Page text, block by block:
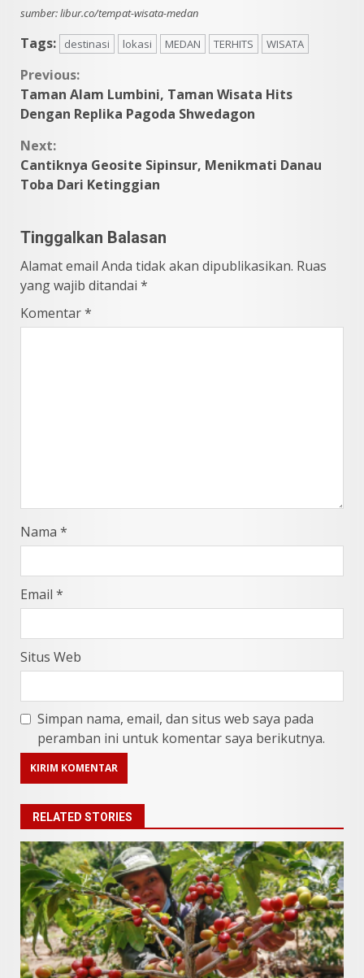
sumber: libur.co/tempat-wisata-medan
Tags: destinasi lokasi MEDAN TERHITS WISATA
Continue
Reading
Previous:
Taman Alam Lumbini, Taman Wisata Hits
Dengan Replika Pagoda Shwedagon
Next:
Cantiknya Geosite Sipinsur, Menikmati Danau
Toba Dari Ketinggian
Tinggalkan Balasan
Alamat email Anda tidak akan dipublikasikan. Ruas
yang wajib ditandai *
Komentar*
Nama *
Email *
Situs Web
Simpan nama, email, dan situs web saya pada
peramban ini untuk komentar saya berikutnya.
RELATED STORIES
3
9 Makanan Batak yang Wajib
Diketahui! Budaya Batak yang
Jarang Dipahami Orang
Indonesia
Juni 25, 2026
Datu Batak: Misteri Tanah
Batak Terungkap!